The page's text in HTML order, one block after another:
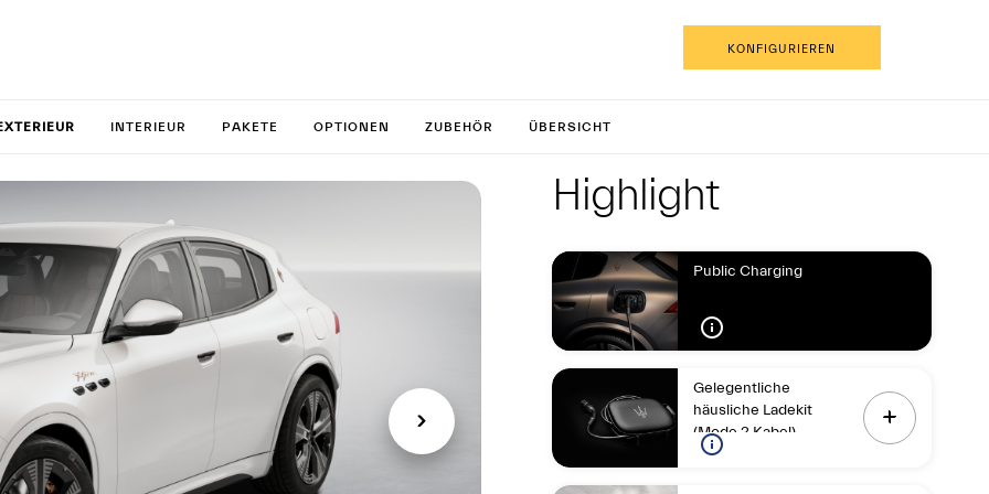
KONFIGURIEREN
Grecale
INTERIEUR PAKETE OPTIONEN ZUBEHÖR ÜBERSICHT
Highlight
Highlight
Public Charging
Gelegentliche
häusliche Ladekit
(Mode 2 Kabel)